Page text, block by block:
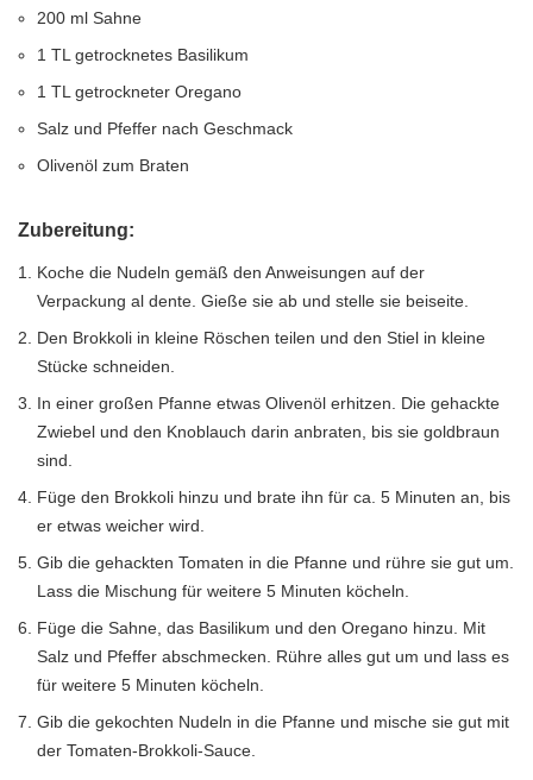
200 ml Sahne
1 TL getrocknetes Basilikum
1 TL getrockneter Oregano
Salz und Pfeffer nach Geschmack
Olivenöl zum Braten
Zubereitung:
Koche die Nudeln gemäß den Anweisungen auf der
Verpackung al dente. Gieße sie ab und stelle sie beiseite.
Den Brokkoli in kleine Röschen teilen und den Stiel in kleine
Stücke schneiden.
In einer großen Pfanne etwas Olivenöl erhitzen. Die gehackte
Zwiebel und den Knoblauch darin anbraten, bis sie goldbraun
sind.
Füge den Brokkoli hinzu und brate ihn für ca. 5 Minuten an, bis
er etwas weicher wird.
Gib die gehackten Tomaten in die Pfanne und rühre sie gut um.
Lass die Mischung für weitere 5 Minuten köcheln.
Füge die Sahne, das Basilikum und den Oregano hinzu. Mit
Salz und Pfeffer abschmecken. Rühre alles gut um und lass es
für weitere 5 Minuten köcheln.
Gib die gekochten Nudeln in die Pfanne und mische sie gut mit
der Tomaten-Brokkoli-Sauce.